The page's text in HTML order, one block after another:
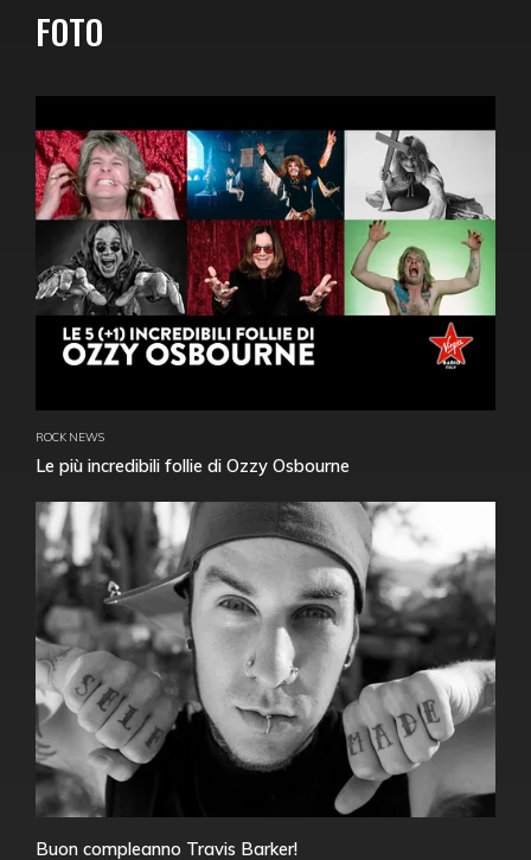
FOTO
ROCK NEWS
Le più incredibili follie di Ozzy Osbourne
Buon compleanno Travis Barker!